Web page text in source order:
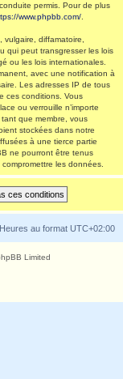
permis. Pour de plus
www.phpbb.com/
diffamatoire,
qui peut transgresser les lois
ou les lois internationales.
avec une notification à
Les adresses IP de tous
ces conditions. Vous
ou verrouille n’importe
que membre, vous
stockées dans notre
à une tierce partie
ne pourront être tenus
les données.
Heures au format UTC+02:00
Limited